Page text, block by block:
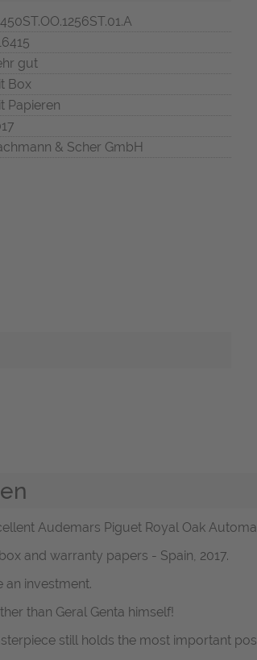
gut
Box
Papieren
& Scher GmbH
Audemars Piguet Royal Oak
and warranty papers - Spain, 2017.
investment.
than Geral Genta himself!
still holds the most important